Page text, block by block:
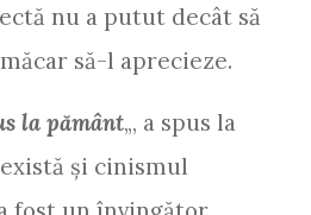
nu a putut decât să
să-l aprecieze.
la pământ„, a spus la
şi cinismul